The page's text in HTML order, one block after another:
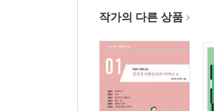
작가의 다른 상품